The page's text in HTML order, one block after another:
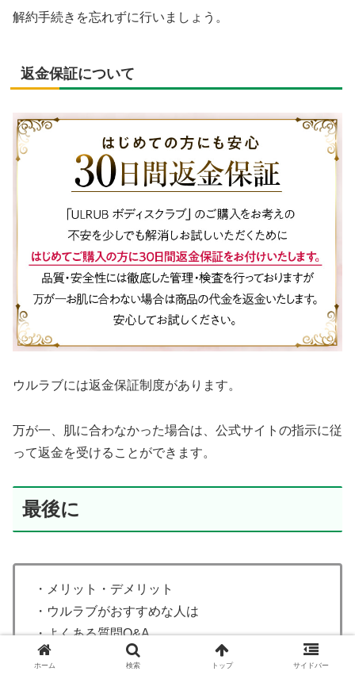
解約手続きを忘れずに行いましょう。
返金保証について
ウルラブには返金保証制度があります。
万が一、肌に合わなかった場合は、公式サイトの指示に従
って返金を受けることができます。
最後に
・メリット・デメリット
・ウルラブがおすすめな人は
・よくある質問Q&A
・【結論】ウルラブのデリケートゾーンケア方法
ホーム 検索 トップ サイドバー